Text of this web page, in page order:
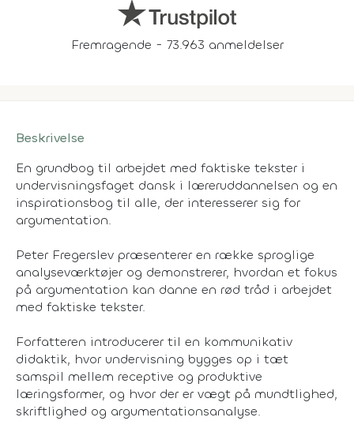
Fremragende - 73.963 anmeldelser
Beskrivelse
En grundbog til arbejdet med faktiske tekster i
undervisningsfaget dansk i læreruddannelsen og en
inspirationsbog til alle, der interesserer sig for
argumentation.
Peter Fregerslev præsenterer en række sproglige
analyseværktøjer og demonstrerer, hvordan et fokus
på argumentation kan danne en rød tråd i arbejdet
med faktiske tekster.
Forfatteren introducerer til en kommunikativ
didaktik, hvor undervisning bygges op i tæt
samspil mellem receptive og produktive
læringsformer, og hvor der er vægt på mundtlighed,
skriftlighed og argumentationsanalyse.